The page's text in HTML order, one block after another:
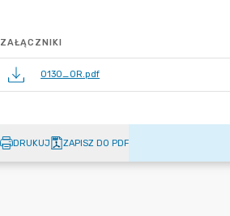
ZAŁĄCZNIKI
0130_OR.pdf
DRUKUJ ZAPISZ DO PDF